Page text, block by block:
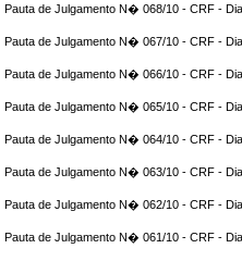
Pauta de Julgamento N� 068/10 - CRF -
Pauta de Julgamento N� 067/10 - CRF -
Pauta de Julgamento N� 066/10 - CRF -
Pauta de Julgamento N� 065/10 - CRF -
Pauta de Julgamento N� 064/10 - CRF -
Pauta de Julgamento N� 063/10 - CRF -
Pauta de Julgamento N� 062/10 - CRF -
Pauta de Julgamento N� 061/10 - CRF -